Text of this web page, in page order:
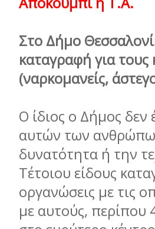
Στο Δήμο
καταγραφή για τους
(ναρκομανείς,
Ο ίδιος ο Δήμος
αυτών των
δυνατότητα ή την
Τέτοιου είδους
οργανώσεις με τις
με αυτούς, περίπου